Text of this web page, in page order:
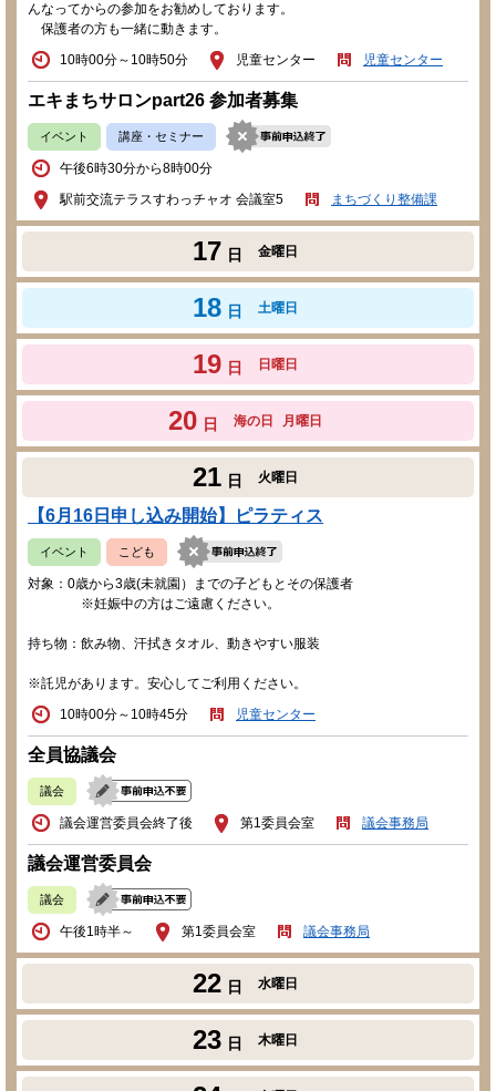
んなってからの参加をお勧めしております。
保護者の方も一緒に動きます。
10時00分～10時50分
児童センター 児童センター
エキまちサロンpart26 参加者募集
イベント 講座・セミナー
午後6時30分から8時00分
駅前交流テラスすわっチャオ 会議室5
まちづくり整備課
17 日 金曜日
18 日 土曜日
19 日 日曜日
20 日 海の日 月曜日
21 日 火曜日
【6月16日申し込み開始】ピラティス
イベント こども
対象：0歳から3歳(未就園）までの子どもとその保護者
※妊娠中の方はご遠慮ください。
持ち物：飲み物、汗拭きタオル、動きやすい服装
※託児があります。安心してご利用ください。
10時00分～10時45分
児童センター
全員協議会
議会
議会運営委員会終了後 第1委員会室 議会事務局
議会運営委員会
議会
午後1時半～ 第1委員会室 議会事務局
22 日 水曜日
23 日 木曜日